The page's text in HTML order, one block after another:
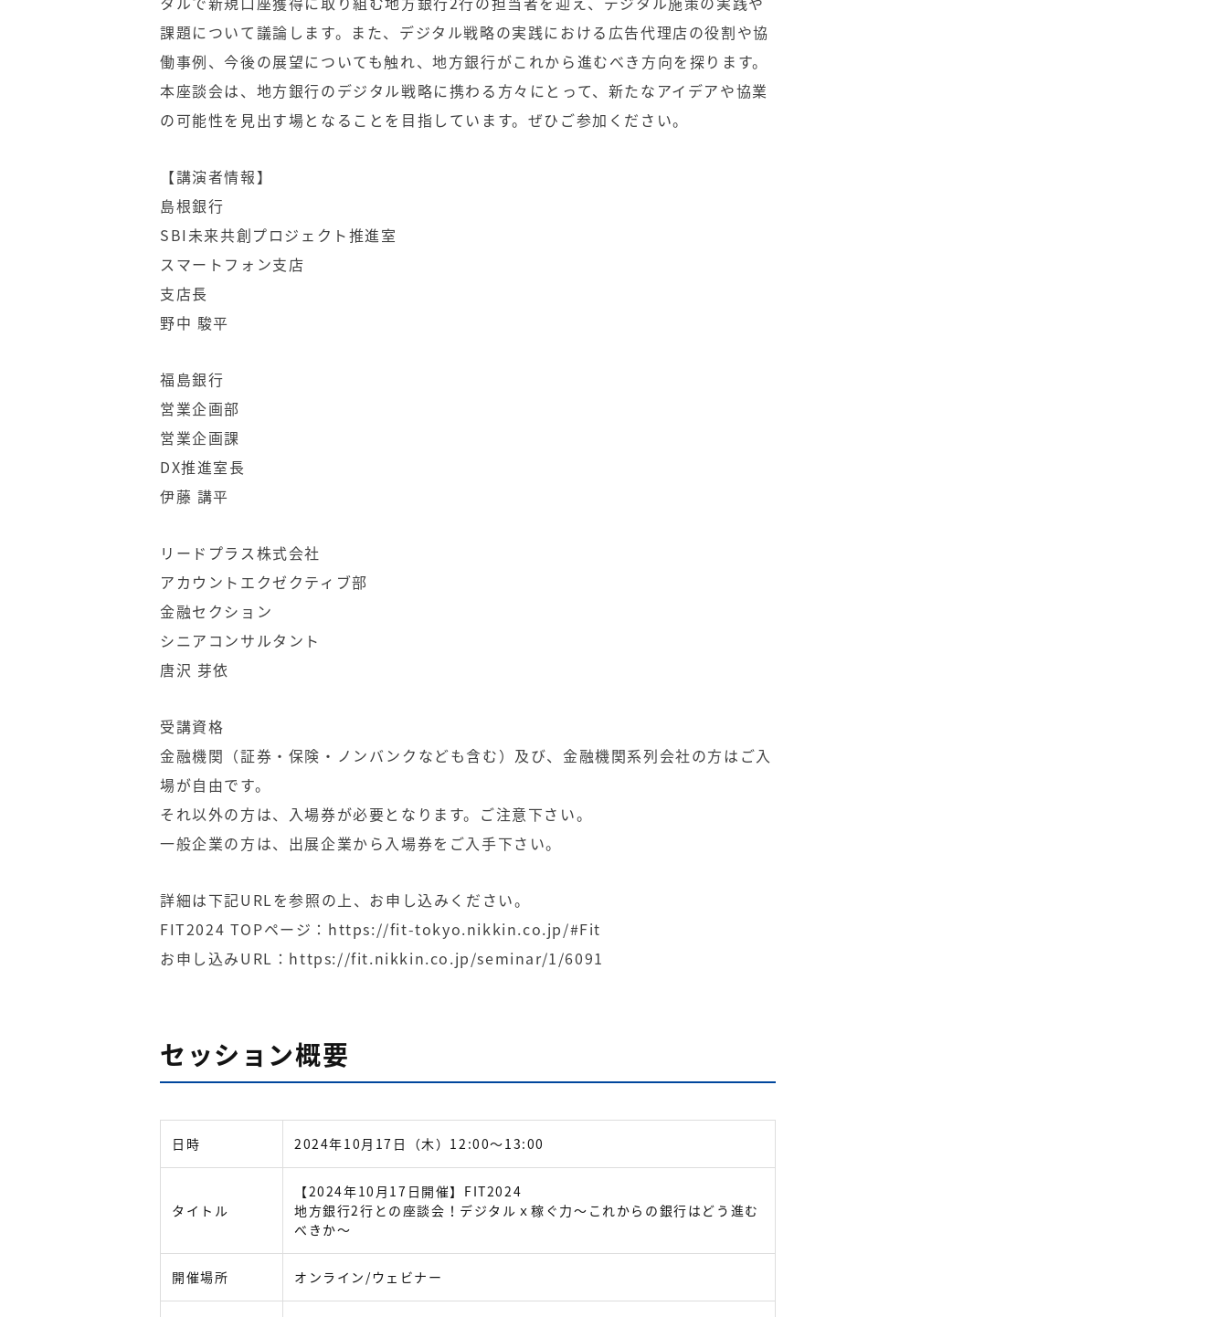
課題について議論します。また、デジタル戦略の実践における広告代理店の役割や協
働事例、今後の展望についても触れ、地方銀行がこれから進むべき方向を探ります。
本座談会は、地方銀行のデジタル戦略に携わる方々にとって、新たなアイデアや協業
の可能性を見出す場となることを目指しています。ぜひご参加ください。
【講演者情報】
島根銀行
SBI未来共創プロジェクト推進室
スマートフォン支店
支店長
野中 駿平
福島銀行
営業企画部
営業企画課
DX推進室長
伊藤 講平
リードプラス株式会社
アカウントエクゼクティブ部
金融セクション
シニアコンサルタント
唐沢 芽依
受講資格
金融機関（証券・保険・ノンバンクなども含む）及び、金融機関系列会社の方はご入
場が自由です。
それ以外の方は、入場券が必要となります。ご注意下さい。
一般企業の方は、出展企業から入場券をご入手下さい。
詳細は下記URLを参照の上、お申し込みください。
FIT2024 TOPページ： https://fit-tokyo.nikkin.co.jp/#Fit
お申し込みURL： https://fit.nikkin.co.jp/seminar/1/6091
セッション概要
日時 2024年10月17日（木）12:00～13:00
タイトル
【2024年10月17日開催】FIT2024
地方銀行2行との座談会！デジタルｘ稼ぐ力～これからの銀行はどう進む
べきか～
開催場所 オンライン/ウェビナー